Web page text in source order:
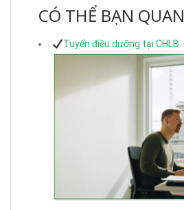
CÓ THỂ BẠN
Tuyển điều dưỡng tại